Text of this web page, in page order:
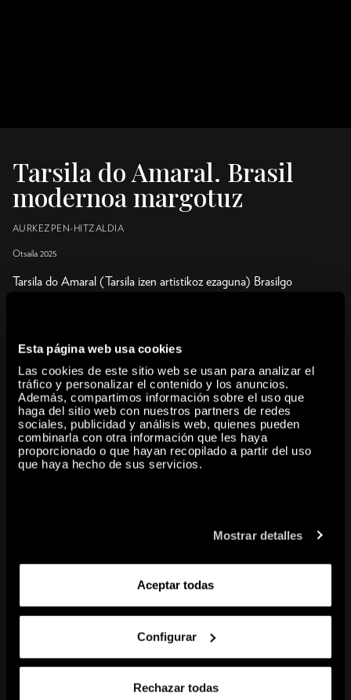
Esta página web usa cookies
Las cookies de este sitio web se usan para analizar el
tráfico y personalizar el contenido y los anuncios.
Además, compartimos información sobre el uso que
haga del sitio web con nuestros partners de redes
sociales, publicidad y análisis web, quienes pueden
combinarla con otra información que les haya
proporcionado o que hayan recopilado a partir del uso
que haya hecho de sus servicios.
Mostrar detalles
Aceptar todas
Configurar
Rechazar todas
Tarsila do Amaral. Brasil
modernoa margotuz
AURKEZPEN-HITZALDIA
Otsaila 2025
Tarsila do Amaral (Tarsila izen artistikoz ezaguna) Brasilgo
modernizatzaileetan ere oinarrituta.
share
copy to clipboard
ERLAZIONATUTAKO EDUKIAK